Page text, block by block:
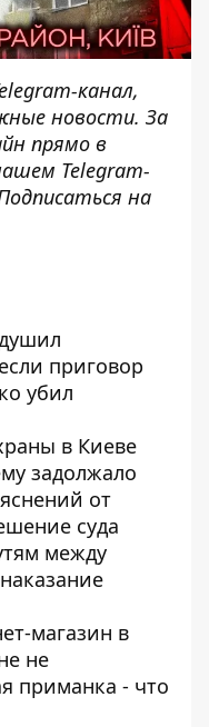
канал,
новости. За
прямо в
Telegram-
на
приговор
убил
в Киеве
задолжало
от
суда
между
магазин в
не
приманка - что